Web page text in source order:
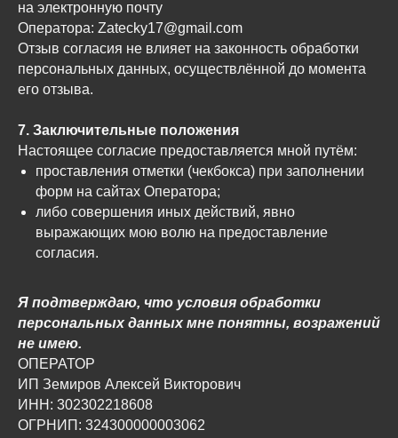
на электронную почту
Оператора: Zatecky17@gmail.com
Отзыв согласия не влияет на законность обработки
персональных данных, осуществлённой до момента
его отзыва.
7. Заключительные положения
Настоящее согласие предоставляется мной путём:
проставления отметки (чекбокса) при заполнении
форм на сайтах Оператора;
либо совершения иных действий, явно
выражающих мою волю на предоставление
согласия.
Я подтверждаю, что условия обработки
персональных данных мне понятны, возражений
не имею.
ОПЕРАТОР
ИП Земиров Алексей Викторович
ИНН: 302302218608
ОГРНИП: 324300000003062